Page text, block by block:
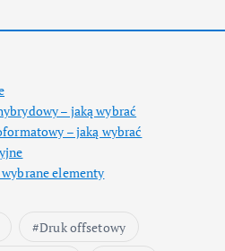
– jaką wybrać
– jaką wybrać
elementy
Druk offsetowy